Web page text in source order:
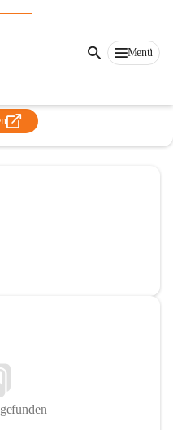
Menü
Neudorf an
neudorf-an-der-mur